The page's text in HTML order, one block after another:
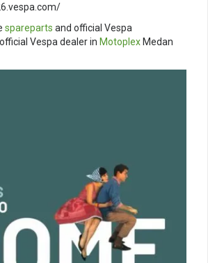
spareparts and official Vespa
Vespa dealer in Motoplex Medan